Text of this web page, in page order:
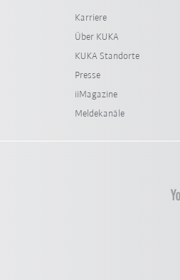
Karriere
Über KUKA
KUKA Standorte
Presse
iiMagazine
Meldekanäle